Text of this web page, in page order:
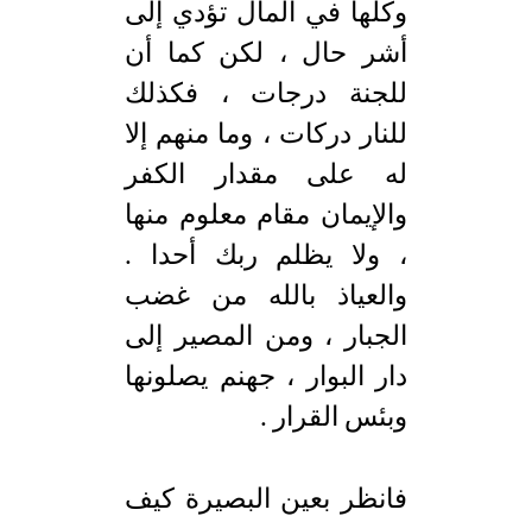
وكلها في المآل تؤدي إلى
أشر حال ، لكن كما أن
للجنة درجات ، فكذلك
للنار دركات ، وما منهم إلا
له على مقدار الكفر
والإيمان مقام معلوم منها
، ولا يظلم ربك أحدا .
والعياذ بالله من غضب
الجبار ، ومن المصير إلى
دار البوار ، جهنم يصلونها
وبئس القرار .
فانظر بعين البصيرة كيف